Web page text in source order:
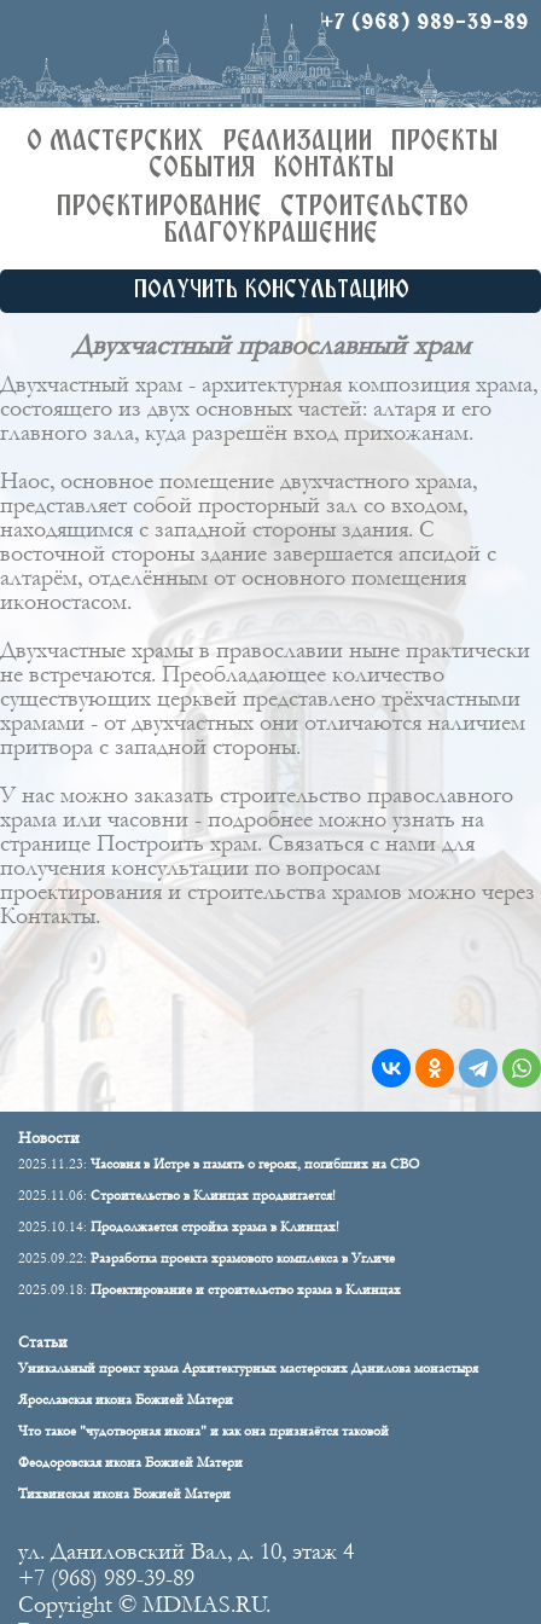
+7 (968) 989-39-89
О МАСТЕРСКИХ РЕАЛИЗАЦИИ
ПРОЕКТЫ
СОБЫТИЯ
КОНТАКТЫ
ПРОЕКТИРОВАНИЕ
СТРОИТЕЛЬСТВО
БЛАГОУКРАШЕНИЕ
ПОЛУЧИТЬ КОНСУЛЬТАЦИЮ
Двухчастный православный храм
Двухчастный храм - архитектурная композиция храма,
состоящего из двух основных частей: алтаря и его
главного зала, куда разрешён вход прихожанам.
Наос, основное помещение двухчастного храма,
представляет собой просторный зал со входом,
находящимся с западной стороны здания. С
восточной стороны здание завершается апсидой с
алтарём, отделённым от основного помещения
иконостасом.
Двухчастные храмы в православии ныне практически
не встречаются. Преобладающее количество
существующих церквей представлено трёхчастными
храмами - от двухчастных они отличаются наличием
притвора с западной стороны.
У нас можно заказать строительство православного
храма или часовни - подробнее можно узнать на
странице Построить храм. Связаться с нами для
получения консультации по вопросам
проектирования и строительства храмов можно через
Контакты.
Новости
2025.11.23: Часовня в Истре в память о героях, погибших на СВО
2025.11.06: Строительство в Клинцах продвигается!
2025.10.14: Продолжается стройка храма в Клинцах!
2025.09.22: Разработка проекта храмового комплекса в Угличе
2025.09.18: Проектирование и строительство храма в Клинцах
Статьи
Уникальный проект храма Архитектурных мастерских Данилова монастыря
Ярославская икона Божией Матери
Что такое "чудотворная икона" и как она признаётся таковой
Феодоровская икона Божией Матери
Тихвинская икона Божией Матери
ул. Даниловский Вал, д. 10, этаж 4
+7 (968) 989-39-89
Copyright © MDMAS.RU.